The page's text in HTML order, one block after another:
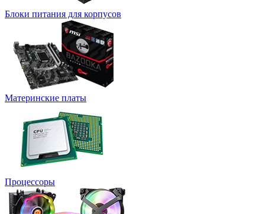
Блоки питания для корпусов
Материнские платы
Процессоры